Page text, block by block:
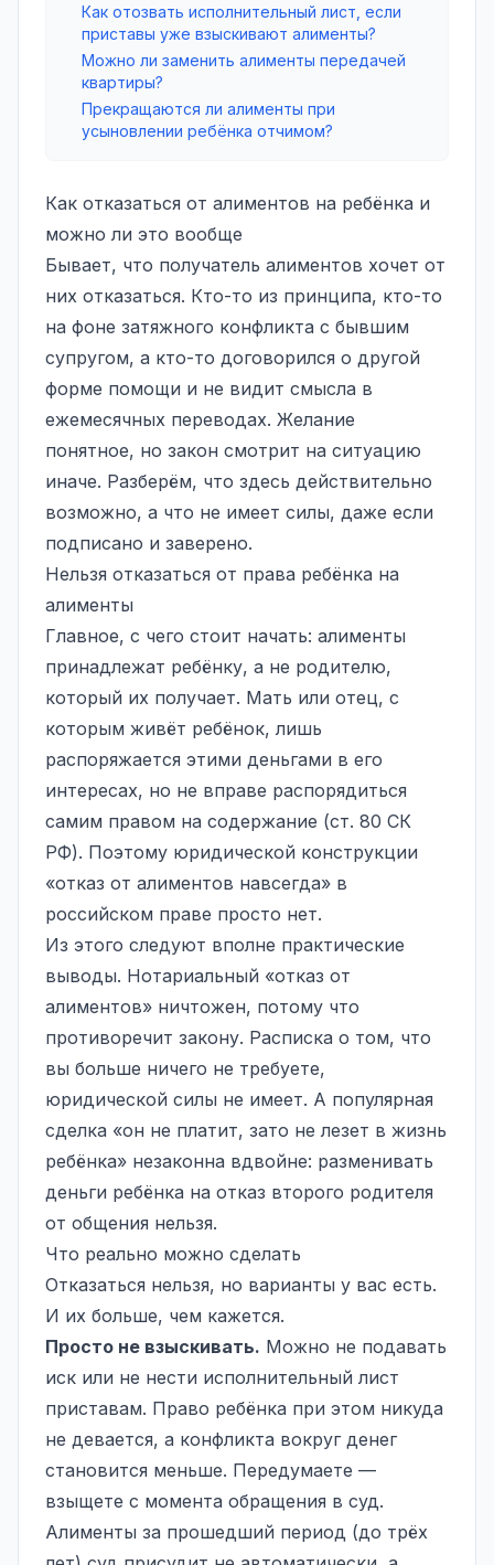
Как отозвать исполнительный лист, если
приставы уже взыскивают алименты?
Можно ли заменить алименты передачей
квартиры?
Прекращаются ли алименты при
усыновлении ребёнка отчимом?
Как отказаться от алиментов на ребёнка и
можно ли это вообще
Бывает, что получатель алиментов хочет от
них отказаться. Кто-то из принципа, кто-то
на фоне затяжного конфликта с бывшим
супругом, а кто-то договорился о другой
форме помощи и не видит смысла в
ежемесячных переводах. Желание
понятное, но закон смотрит на ситуацию
иначе. Разберём, что здесь действительно
возможно, а что не имеет силы, даже если
подписано и заверено.
Нельзя отказаться от права ребёнка на
алименты
Главное, с чего стоит начать: алименты
принадлежат ребёнку, а не родителю,
который их получает. Мать или отец, с
которым живёт ребёнок, лишь
распоряжается этими деньгами в его
интересах, но не вправе распорядиться
самим правом на содержание (ст. 80 СК
РФ). Поэтому юридической конструкции
«отказ от алиментов навсегда» в
российском праве просто нет.
Из этого следуют вполне практические
выводы. Нотариальный «отказ от
алиментов» ничтожен, потому что
противоречит закону. Расписка о том, что
вы больше ничего не требуете,
юридической силы не имеет. А популярная
сделка «он не платит, зато не лезет в жизнь
ребёнка» незаконна вдвойне: разменивать
деньги ребёнка на отказ второго родителя
от общения нельзя.
Что реально можно сделать
Отказаться нельзя, но варианты у вас есть.
И их больше, чем кажется.
Просто не взыскивать. Можно не подавать
иск или не нести исполнительный лист
приставам. Право ребёнка при этом никуда
не девается, а конфликта вокруг денег
становится меньше. Передумаете —
взыщете с момента обращения в суд.
Алименты за прошедший период (до трёх